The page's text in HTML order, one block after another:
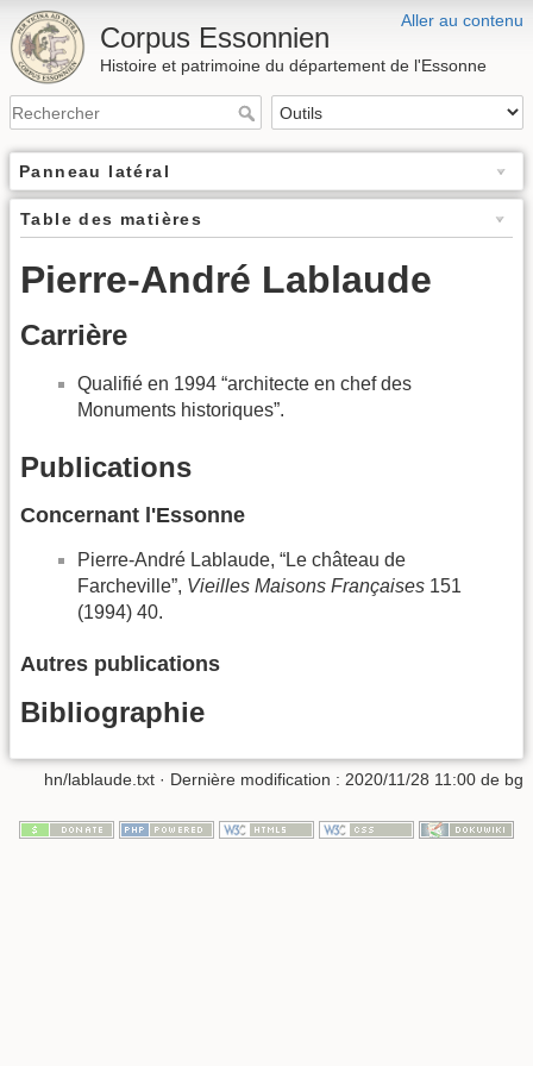
Aller au contenu
Corpus Essonnien
Histoire et patrimoine du département de l'Essonne
Panneau latéral
Table des matières
Pierre-André Lablaude
Carrière
Qualifié en 1994 “architecte en chef des
Monuments historiques”.
Publications
Concernant l'Essonne
Pierre-André Lablaude, “Le château de
Farcheville”, Vieilles Maisons Françaises 151
(1994) 40.
Autres publications
Bibliographie
hn/lablaude.txt · Dernière modification : 2020/11/28 11:00 de bg